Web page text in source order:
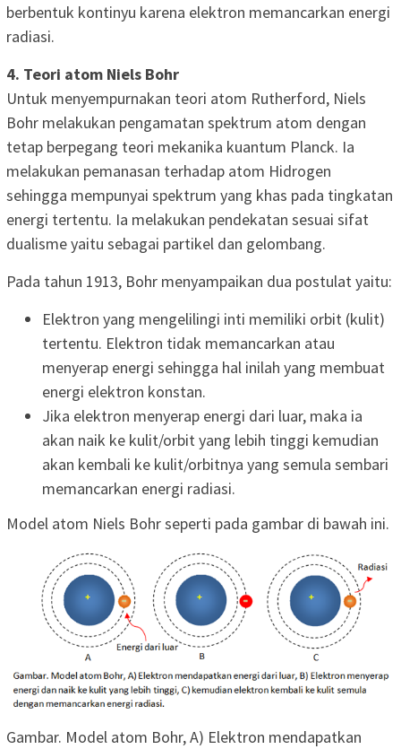
berbentuk kontinyu karena elektron memancarkan energi
radiasi.
4. Teori atom Niels Bohr
Untuk menyempurnakan teori atom Rutherford, Niels
Bohr melakukan pengamatan spektrum atom dengan
tetap berpegang teori mekanika kuantum Planck. Ia
melakukan pemanasan terhadap atom Hidrogen
sehingga mempunyai spektrum yang khas pada tingkatan
energi tertentu. Ia melakukan pendekatan sesuai sifat
dualisme yaitu sebagai partikel dan gelombang.
Pada tahun 1913, Bohr menyampaikan dua postulat yaitu:
Elektron yang mengelilingi inti memiliki orbit (kulit)
tertentu. Elektron tidak memancarkan atau
menyerap energi sehingga hal inilah yang membuat
energi elektron konstan.
Jika elektron menyerap energi dari luar, maka ia
akan naik ke kulit/orbit yang lebih tinggi kemudian
akan kembali ke kulit/orbitnya yang semula sembari
memancarkan energi radiasi.
Model atom Niels Bohr seperti pada gambar di bawah ini.
Gambar. Model atom Bohr, A) Elektron mendapatkan